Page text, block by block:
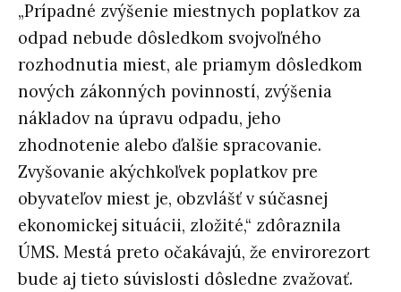
„Prípadné zvýšenie miestnych poplatkov za
odpad nebude dôsledkom svojvoľného
rozhodnutia miest, ale priamym dôsledkom
nových zákonných povinností, zvýšenia
nákladov na úpravu odpadu, jeho
zhodnotenie alebo ďalšie spracovanie.
Zvyšovanie akýchkoľvek poplatkov pre
obyvateľov miest je, obzvlášť v súčasnej
ekonomickej situácii, zložité,“ zdôraznila
ÚMS. Mestá preto očakávajú, že envirorezort
bude aj tieto súvislosti dôsledne zvažovať.